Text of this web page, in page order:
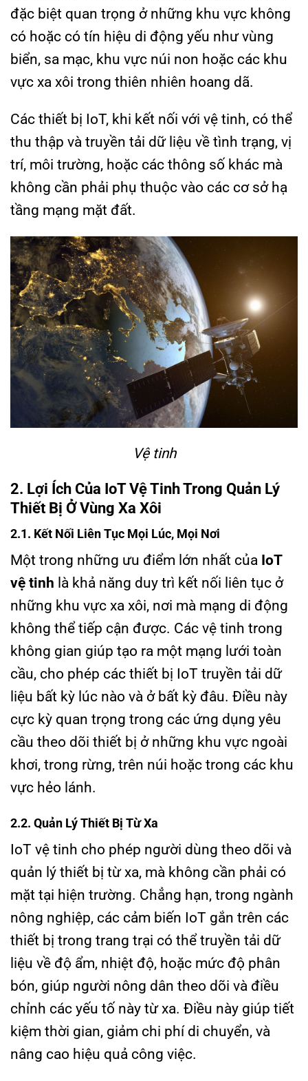
đặc biệt quan trọng ở những khu vực không
có hoặc có tín hiệu di động yếu như vùng
biển, sa mạc, khu vực núi non hoặc các khu
vực xa xôi trong thiên nhiên hoang dã.
Các thiết bị IoT, khi kết nối với vệ tinh, có thể
thu thập và truyền tải dữ liệu về tình trạng, vị
trí, môi trường, hoặc các thông số khác mà
không cần phải phụ thuộc vào các cơ sở hạ
tầng mạng mặt đất.
Vệ tinh
2. Lợi Ích Của IoT Vệ Tinh Trong Quản Lý
Thiết Bị Ở Vùng Xa Xôi
2.1. Kết Nối Liên Tục Mọi Lúc, Mọi Nơi
Một trong những ưu điểm lớn nhất của IoT
vệ tinh là khả năng duy trì kết nối liên tục ở
những khu vực xa xôi, nơi mà mạng di động
không thể tiếp cận được. Các vệ tinh trong
không gian giúp tạo ra một mạng lưới toàn
cầu, cho phép các thiết bị IoT truyền tải dữ
liệu bất kỳ lúc nào và ở bất kỳ đâu. Điều này
cực kỳ quan trọng trong các ứng dụng yêu
cầu theo dõi thiết bị ở những khu vực ngoài
khơi, trong rừng, trên núi hoặc trong các khu
vực hẻo lánh.
2.2. Quản Lý Thiết Bị Từ Xa
IoT vệ tinh cho phép người dùng theo dõi và
quản lý thiết bị từ xa, mà không cần phải có
mặt tại hiện trường. Chẳng hạn, trong ngành
nông nghiệp, các cảm biến IoT gắn trên các
thiết bị trong trang trại có thể truyền tải dữ
liệu về độ ẩm, nhiệt độ, hoặc mức độ phân
bón, giúp người nông dân theo dõi và điều
chỉnh các yếu tố này từ xa. Điều này giúp tiết
kiệm thời gian, giảm chi phí di chuyển, và
nâng cao hiệu quả công việc.